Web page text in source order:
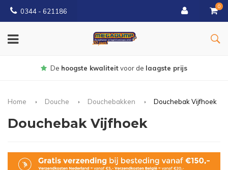
0344 - 621186
0
De hoogste kwaliteitvoor de laagste prijs
Home Douche Douchebakken Douchebak Vijfhoek
Douchebak Vijfhoek